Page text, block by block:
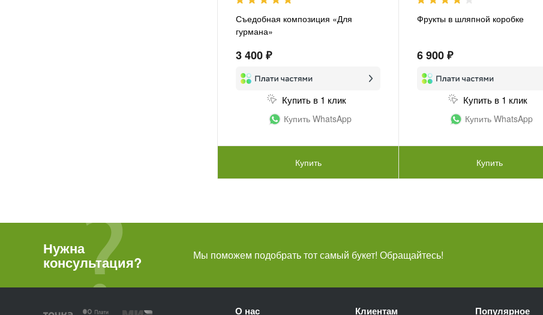
Съедобная композиция «Для
гурмана»
3 400 ₽
Купить в 1 клик
Купить WhatsApp
Купить
Фрукты в шляпной коробке
6 900 ₽
Купить в 1 клик
Купить WhatsApp
Купить
Нужна
консультация? Мы поможем подобрать тот самый букет! Обращайтесь!
О нас Клиентам Популярное